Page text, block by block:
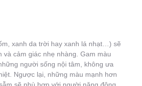
xanh da trời hay xanh lá nhạt…) sẽ
và cảm giác nhẹ nhàng. Gam màu
người sống nội tâm, không ưa
Ngược lại, những màu mạnh hơn